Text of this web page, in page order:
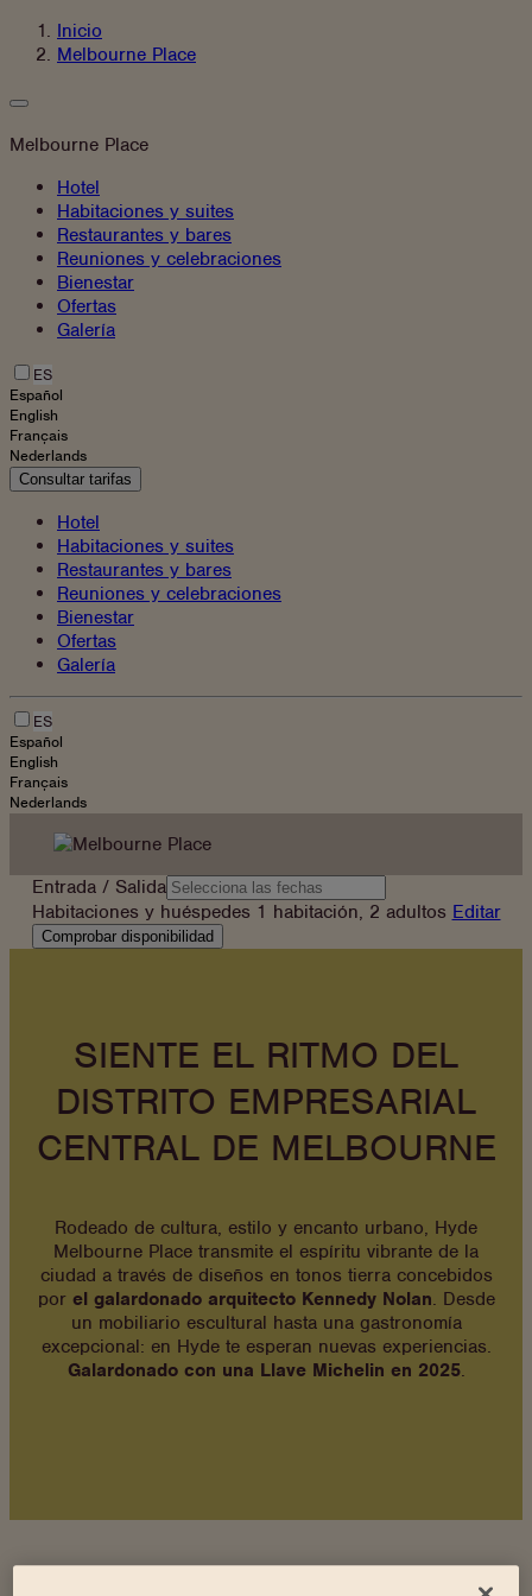
Inicio
Melbourne Place
Melbourne Place
Hotel
Habitaciones y suites
Restaurantes y bares
Reuniones y celebraciones
Bienestar
Ofertas
Galería
ES
Español
English
Français
Nederlands
Consultar tarifas
Hotel
Habitaciones y suites
Restaurantes y bares
Reuniones y celebraciones
Bienestar
Ofertas
Galería
ES
Español
English
Français
Nederlands
contenido
Entrada / Salida
Habitaciones y huéspedes 1 habitación, 2 adultos Editar
Comprobar disponibilidad
SIENTE EL RITMO DEL
DISTRITO EMPRESARIAL
CENTRAL DE MELBOURNE
Rodeado de cultura, estilo y encanto urbano, Hyde
Melbourne Place transmite el espíritu vibrante de la
ciudad a través de diseños en tonos tierra concebidos
por el galardonado arquitecto Kennedy Nolan. Desde
un mobiliario escultural hasta una gastronomía
excepcional: en Hyde te esperan nuevas experiencias.
Galardonado con una Llave Michelin en 2025.